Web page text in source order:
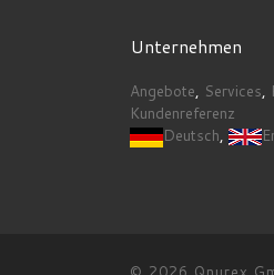
Unternehmen
Angebote, Services,
Kundenreferenz
Deutsch,